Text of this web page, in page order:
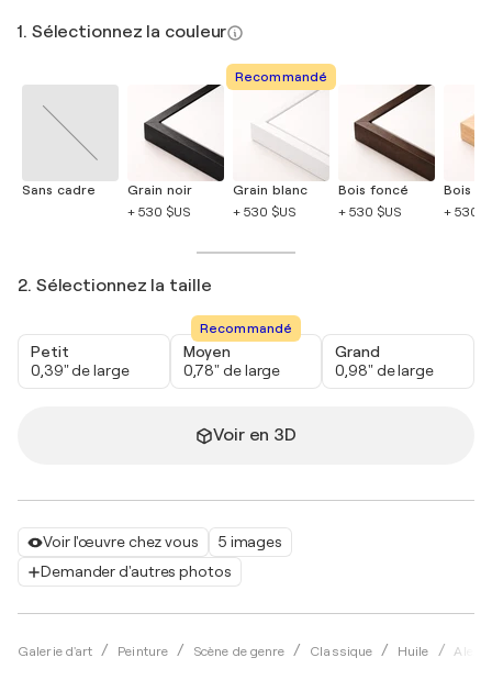
Voir l'œuvre chez vous
5 images
Demander d'autres photos
Galerie d'art Peinture Scène de genre Classique Huile
1. Sélectionnez la couleur
Sans cadre
Grain noir
+ 530 $US
Recommandé
Grain blanc
+ 530 $US
Bois foncé
+ 530 $US
Bois
+ 530
2. Sélectionnez la taille
Petit
0,39" de large
Recommandé
Moyen
0,78" de large
Grand
0,98" de large
Voir en 3D